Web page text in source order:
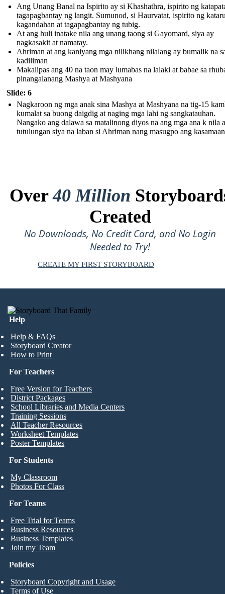
Ang Unang Banal na Ispirito ay si Khashathra, ispirito ng
tagapagbantay ng langit. Sumunod, si Haurvatat, ispirito ng
kagandahan at tagapagbantay ng tubig.
At ang huli inatake nila ang unang taong si Gayomard, siya ay
nagkasakit at namatay.
Ahriman at ang kaniyang mga nilikhang nilalang ay bumalik na
kadiliman
Makalipas ang 40 na taon may lumabas na lalaki at babae sa
pinangalanang Mashya at Mashyana
Slide: 6
Nagkaroon ng mga anak sina Mashya at Mashyana na tig-15
kumalat sa buong daigdig at naging mga lahi ng sangkatauhan.
Nangako ang dalawa sa matalinong diyos na ang mga ana k nila
tutulungan siya na laban si Ahriman nang masugpo ang
Over40 Million
Created
No Downloads, No Credit Card, and No Login
Needed to Try!
CREATE MY FIRST STORYBOARD
Help
Help & FAQs
Storyboard Creator
How to Print
For Students
My Classroom
Photos For Class
For Teachers
Free Version for Teachers
District Packages
School Libraries and Media Centers
Training Sessions
All Teacher Resources
Worksheet Templates
Poster Templates
For Teams
Free Trial for Teams
Business Resources
Business Templates
Join my Team
Policies
Storyboard Copyright and Usage
Terms of Use